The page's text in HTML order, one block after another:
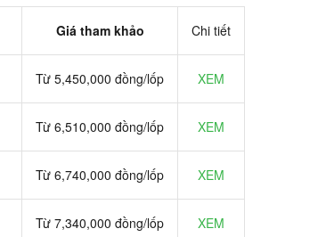
Giá tham khảo Chi tiết
Từ 5,450,000 đồng/lốp XEM
Từ 6,510,000 đồng/lốp XEM
Từ 6,740,000 đồng/lốp XEM
Từ 7,340,000 đồng/lốp XEM